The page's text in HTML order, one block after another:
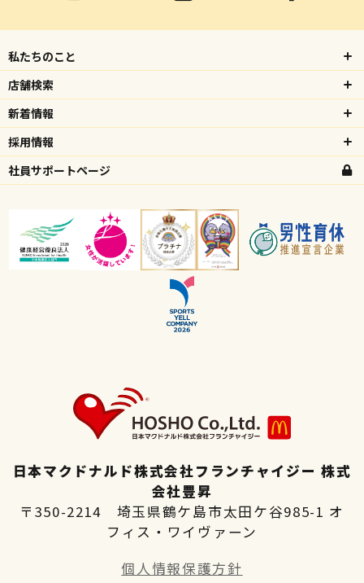
私たちのこと
店舗検索
新着情報
採用情報
高校生向け特設ページ
社員サポートページ
日本マクドナルド株式会社フランチャイジー 株式
会社豊昇
〒350-2214 埼玉県鶴ケ島市太田ケ谷985-1 オ
フィス・ワイヴァーン
個人情報保護方針